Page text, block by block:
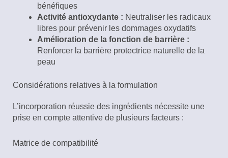
bénéfiques
Activité antioxydante : Neutraliser les radicaux
libres pour prévenir les dommages oxydatifs
Amélioration de la fonction de barrière :
Renforcer la barrière protectrice naturelle de la
peau
Considérations relatives à la formulation
L’incorporation réussie des ingrédients nécessite une
prise en compte attentive de plusieurs facteurs :
Matrice de compatibilité